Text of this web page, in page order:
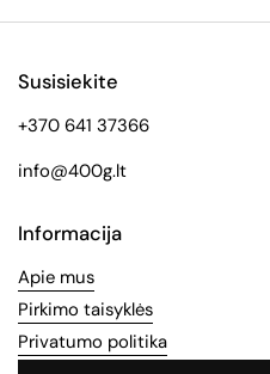
Susisiekite
+370 641 37366
info@400g.lt
Informacija
Apie mus
Pirkimo taisyklės
Privatumo politika